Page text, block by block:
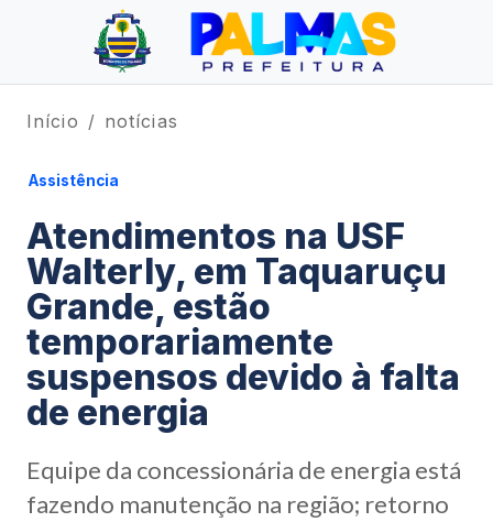
Início notícias
Assistência
Atendimentos na USF
Walterly, em Taquaruçu
Grande, estão
temporariamente
suspensos devido à falta
de energia
Equipe da concessionária de energia está
fazendo manutenção na região; retorno